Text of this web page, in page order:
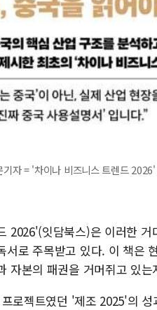
기자 = '차이나 비즈니스 트렌드
2026'(잇담북스)은 이러한
서로 주목받고 있다. 이 책은
자본의 패권을 거머쥐고 있
로젝트였던 '제조 2025'의